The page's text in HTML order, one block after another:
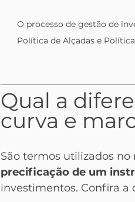
O processo de gestão de
Política de Alçadas e
Qual a
curva e
São termos utilizados
precificação de um
investimentos. Confira a